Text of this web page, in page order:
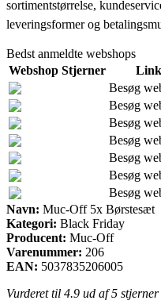
sortimentstørrelse,
leveringsformer og
Bedst anmeldte webshops
Webshop Stjerner
Link
Besøg
Besøg
Besøg
Besøg
Besøg
Besøg
Besøg
Navn: Muc-Off 5x Børstesæt
Kategori: Black Friday
Producent: Muc-Off
Varenummer: 206
EAN: 5037835206005
Vurderet til 4.9 ud af 5 stjerner